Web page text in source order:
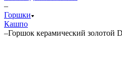
–
Горшки
Кашпо
–Горшок керамический золотой